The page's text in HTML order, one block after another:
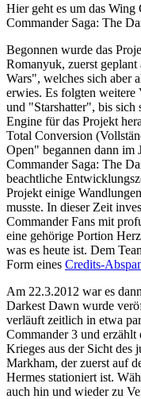
Hier geht es um das
Commander Saga: The
Begonnen wurde das
Romanyuk, zuerst
Wars", welches sich aber
erwies. Es folgten
und "Starshatter", bis sich
Engine für das Projekt
Total Conversion
Open" begannen dann im
Commander Saga: The
beachtliche
Projekt einige
musste. In dieser Zeit
Commander Fans mit
eine gehörige Portion
was es heute ist. Dem
Form eines Credits-
Am 22.3.2012 war es
Darkest Dawn wurde
verläuft zeitlich in etwa
Commander 3 und erzählt
Krieges aus der Sicht des
Markham, der zuerst auf
Hermes stationiert ist.
auch hin und wieder zu